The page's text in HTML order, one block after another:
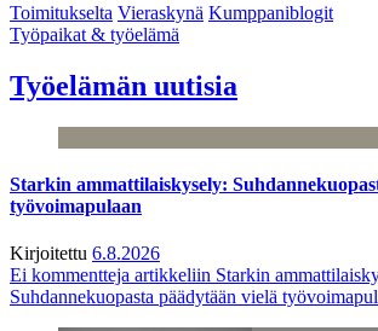
Toimitukselta Vieraskynä Kumppaniblogit
Työpaikat & työelämä
Työelämän uutisia
Starkin ammattilaiskysely:
työvoimapulaan
Kirjoitettu 6.8.2026
Ei kommentteja artikkeliin Starkin
Suhdannekuopasta päädytään vielä